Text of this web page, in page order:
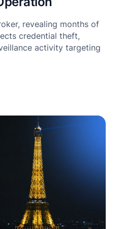
revealing months of
credential theft,
activity targeting